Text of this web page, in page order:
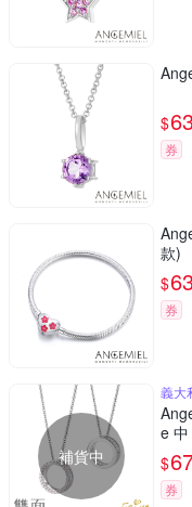
$
券
款)
$
券
補貨中
義大
e
$
券